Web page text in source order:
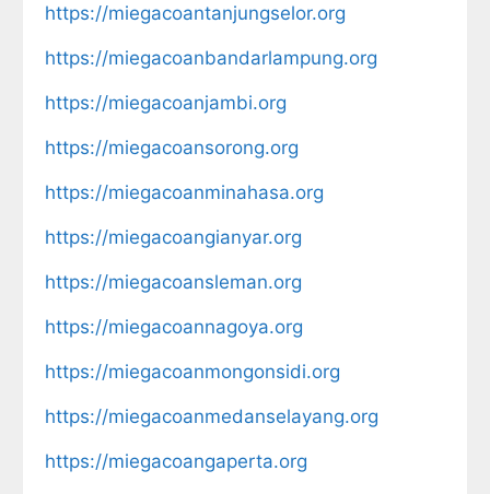
https://miegacoantanjungselor.org
https://miegacoanbandarlampung.org
https://miegacoanjambi.org
https://miegacoansorong.org
https://miegacoanminahasa.org
https://miegacoangianyar.org
https://miegacoansleman.org
https://miegacoannagoya.org
https://miegacoanmongonsidi.org
https://miegacoanmedanselayang.org
https://miegacoangaperta.org